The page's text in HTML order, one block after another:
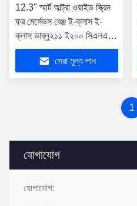
যোগাযোগ
যোগাযোগ:
12.3" স্মার্ট আল্ট্রা ওয়াইড স্ক্রিন
ফর মের্সেডস বেঞ্জ ই-ক্লাস ই-
ক্লাস ডাব্লু২১১ ই২০০ সিএলএস
জি ক্লাস ডাব্লু৪৬৩ ২০০২-২০০৯
সেরা মূল্য পান
1